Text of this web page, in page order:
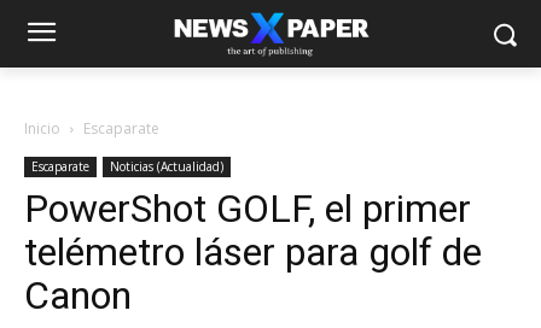
Inicio Escaparate
Escaparate Noticias (Actualidad)
PowerShot GOLF, el primer
telémetro láser para golf de
Canon